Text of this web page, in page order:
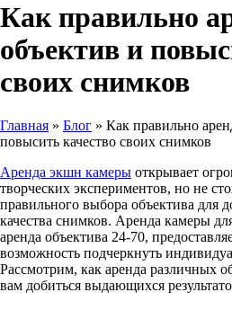
Как правильно
объектив и
своих снимков
Главная » Блог » Как правильно
повысить качество своих снимков
Аренда экшн камеры открывает
творческих экспериментов, но не
правильного выбора объектива для
качества снимков. Аренда камеры
аренда объектива 24-70,
возможность подчеркнуть
Рассмотрим, как аренда различных
вам добиться выдающихся